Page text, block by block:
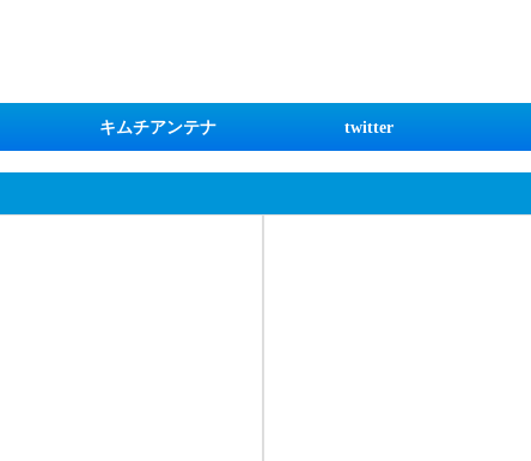
キムチアンテナ twitter